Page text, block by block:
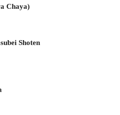
Chaya)
Shoten